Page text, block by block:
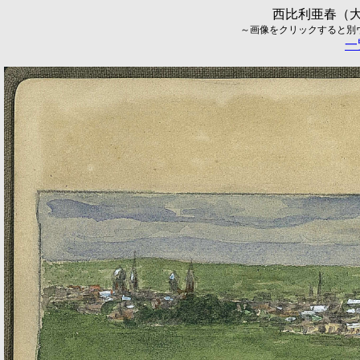
西比利亜春（
～画像をクリックすると
一